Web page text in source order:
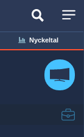
Nyckeltal